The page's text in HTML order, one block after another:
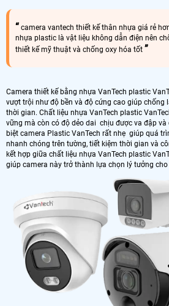
camera vantech thiết kế thân nhựa giá rẻ
nhựa plastic là vật liệu không dẫn điện nên
thiết kế mỹ thuật và chống oxy hóa tốt
Camera thiết kế bằng nhựa VanTech plastic
vượt trội như độ bền và độ cứng cao giúp chống
thời gian. Chất liệu nhựa VanTech plastic
vững mà còn có độ dẻo dai chịu được va đập
biệt camera Plastic VanTech rất nhẹ giúp quá
nhanh chóng trên tường, tiết kiệm thời gian và
kết hợp giữa chất liệu nhựa VanTech plastic
giúp camera này trở thành lựa chọn lý tưởng